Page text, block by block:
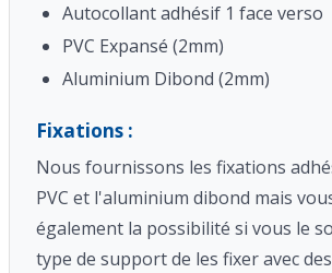
Autocollant adhésif 1 face verso
PVC Expansé (2mm)
Aluminium Dibond (2mm)
Fixations :
Nous fournissons les fixations
PVC et l'aluminium dibond mais
également la possibilité si vous le
type de support de les fixer avec